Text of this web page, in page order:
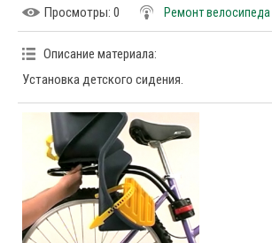
Просмотры: 0 Ремонт велосипеда
Описание материала:
Установка детского сидения.